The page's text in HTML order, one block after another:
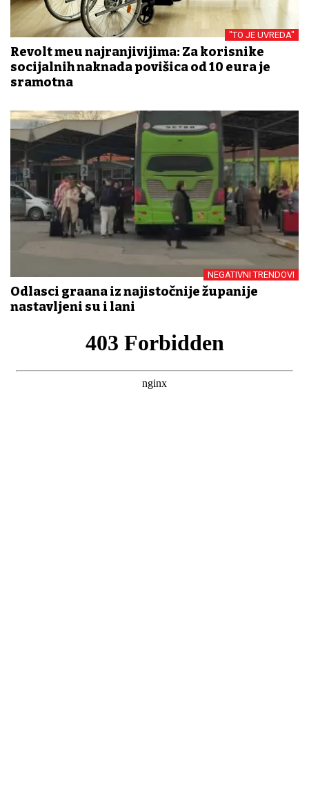
"TO JE UVREDA"
Revolt među najranjivijima: Za korisnike
socijalnih naknada ​povišica od 10 eura je
sramotna
NEGATIVNI TRENDOVI
Odlasci građana iz najistočnije županije
nastavljeni su i lani